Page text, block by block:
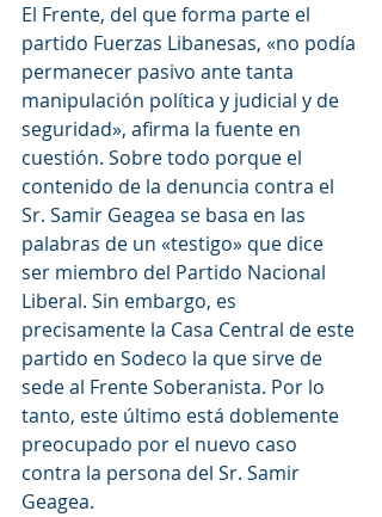
El Frente, del que forma parte el
partido Fuerzas Libanesas, «no podía
permanecer pasivo ante tanta
manipulación política y judicial y de
seguridad», afirma la fuente en
cuestión. Sobre todo porque el
contenido de la denuncia contra el
Sr. Samir Geagea se basa en las
palabras de un «testigo» que dice
ser miembro del Partido Nacional
Liberal. Sin embargo, es
precisamente la Casa Central de este
partido en Sodeco la que sirve de
sede al Frente Soberanista. Por lo
tanto, este último está doblemente
preocupado por el nuevo caso
contra la persona del Sr. Samir
Geagea.